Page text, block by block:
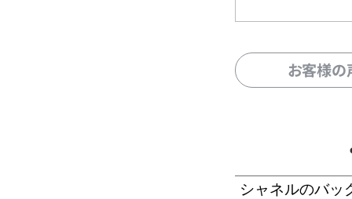
お客様
シャネルのバッ